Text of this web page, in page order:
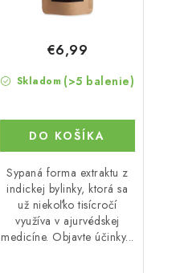
Skladom (>5 balenie)
€6,99
DO KOŠÍKA
Sypaná forma extraktu z
indickej bylinky, ktorá sa
už niekoľko tisícročí
využíva v ajurvédskej
medicíne. Objavte účinky...